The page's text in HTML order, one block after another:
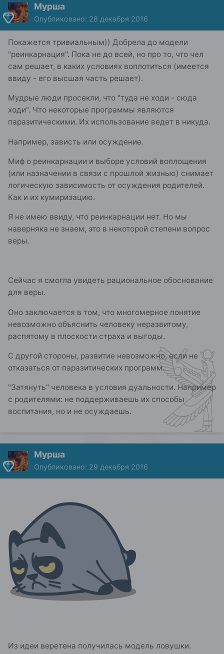
Мурша
Опубликовано: 28 декабря 2016
Покажется тривиальным)) Добрела до модели
"реинкарнация". Пока не до всей, но про то, что чел
сам решает, в каких условиях воплотиться (имеется
ввиду - его высшая часть решает).
Мудрые люди просекли, что "туда не ходи - сюда
ходи". Что некоторые программы являются
паразитическими. Их использование ведет в никуда.
Например, зависть или осуждение.
Миф о реинкарнации и выборе условий воплощения
(или назначении в связи с прошлой жизнью) снимает
логическую зависимость от осуждения родителей.
Как и их кумиризацию.
Я не имею ввиду, что реинкарнации нет. Но мы
наверняка не знаем, это в некоторой степени вопрос
веры.
Сейчас я смогла увидеть рациональное обоснование
для веры.
Оно заключается в том, что многомерное понятие
невозможно объяснить человеку неразвитому,
распятому в плоскости страха и выгоды.
С другой стороны, развитие невозможно, если не
отказаться от паразитических программ.
"Затянуть" человека в условия дуальности. Например
с родителями: не поддерживаешь их способы
воспитания, но и не осуждаешь.
Мурша
Опубликовано: 29 декабря 2016
Из идеи веретена получилась модель ловушки.